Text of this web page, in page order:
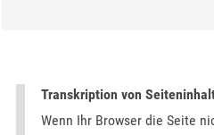
Transkription von
Wenn Ihr Browser die Seite